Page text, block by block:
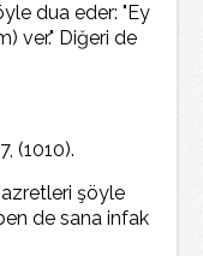
dua eder: "Ey
ver." Diğeri de
(1010).
şöyle
de sana infak